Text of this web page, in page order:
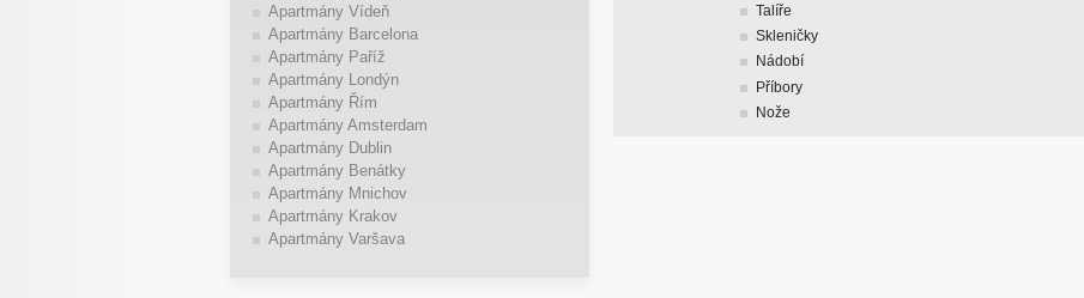
Talíře
Skleničky
Nádobí
Příbory
Nože
Apartmány Vídeň
Apartmány Barcelona
Apartmány Paříž
Apartmány Londýn
Apartmány Řím
Apartmány Amsterdam
Apartmány Dublin
Apartmány Benátky
Apartmány Mnichov
Apartmány Krakov
Apartmány Varšava